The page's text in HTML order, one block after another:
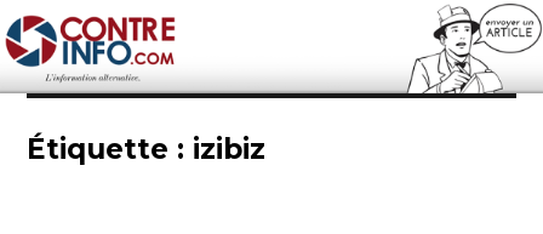
Contre-Info
Étiquette : izibiz